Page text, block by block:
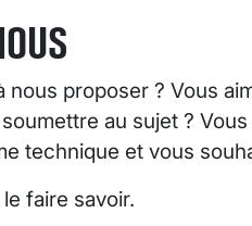
nous proposer ? Vous
au sujet ?
technique et vous
faire savoir.